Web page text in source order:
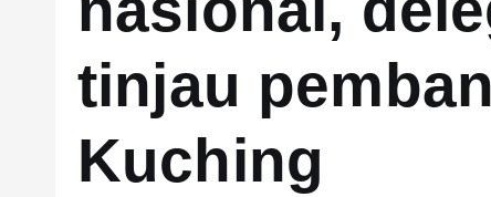
tinjau
Kuching